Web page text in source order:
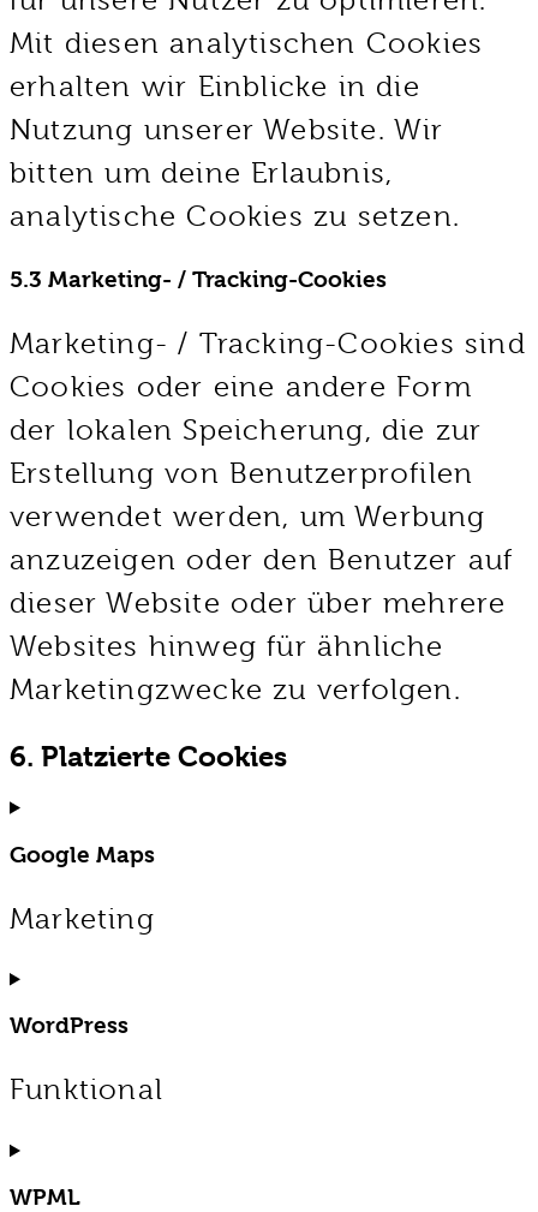
Mit diesen analytischen Cookies
erhalten wir Einblicke in die
Nutzung unserer Website. Wir
bitten um deine Erlaubnis,
analytische Cookies zu setzen.
5.3 Marketing- / Tracking-Cookies
Marketing- / Tracking-Cookies sind
Cookies oder eine andere Form
der lokalen Speicherung, die zur
Erstellung von Benutzerprofilen
verwendet werden, um Werbung
anzuzeigen oder den Benutzer auf
dieser Website oder über mehrere
Websites hinweg für ähnliche
Marketingzwecke zu verfolgen.
6. Platzierte Cookies
Google Maps
Marketing
Consent
service
WordPress
Funktional
Consent
service
WPML